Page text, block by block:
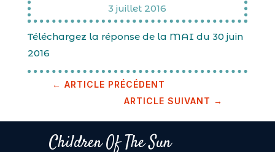
3 juillet 2016
Téléchargez la réponse de la MAI du 30 juin
2016
← ARTICLE PRÉCÉDENT
ARTICLE SUIVANT →
Children Of The Sun